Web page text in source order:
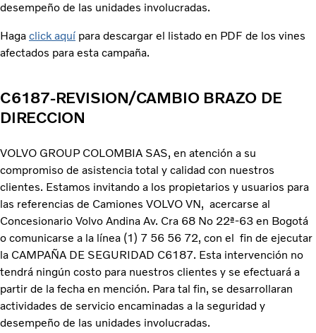
desempeño de las unidades involucradas.
Haga click aquí para descargar el listado en PDF de los vines
afectados para esta campaña.
C6187-REVISION/CAMBIO BRAZO DE
DIRECCION
VOLVO GROUP COLOMBIA SAS, en atención a su
compromiso de asistencia total y calidad con nuestros
clientes. Estamos invitando a los propietarios y usuarios para
las referencias de Camiones VOLVO VN, acercarse al
Concesionario Volvo Andina Av. Cra 68 No 22ª-63 en Bogotá
o comunicarse a la línea (1) 7 56 56 72, con el fin de ejecutar
la CAMPAÑA DE SEGURIDAD C6187. Esta intervención no
tendrá ningún costo para nuestros clientes y se efectuará a
partir de la fecha en mención. Para tal fin, se desarrollaran
actividades de servicio encaminadas a la seguridad y
desempeño de las unidades involucradas.